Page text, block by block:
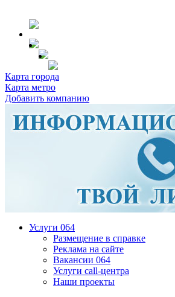
Карта города
Карта метро
Добавить компанию
Услуги 064
Размещение в справке
Реклама на сайте
Вакансии 064
Услуги call-центра
Наши проекты